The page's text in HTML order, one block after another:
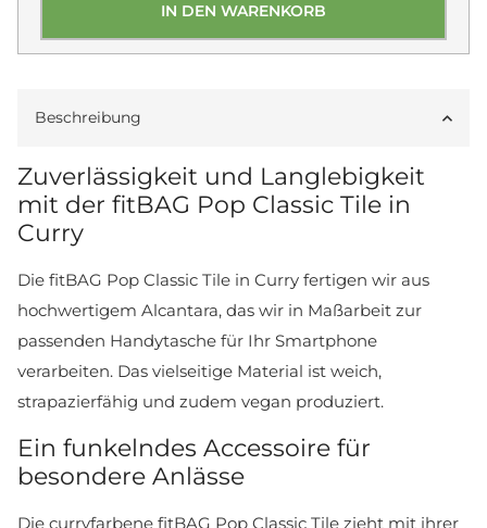
IN DEN WARENKORB
Beschreibung
Zuverlässigkeit und Langlebigkeit
mit der fitBAG Pop Classic Tile in
Curry
Die fitBAG Pop Classic Tile in Curry fertigen wir aus
hochwertigem Alcantara, das wir in Maßarbeit zur
passenden Handytasche für Ihr Smartphone
verarbeiten. Das vielseitige Material ist weich,
strapazierfähig und zudem vegan produziert.
Ein funkelndes Accessoire für
besondere Anlässe
Die curryfarbene fitBAG Pop Classic Tile zieht mit ihrer